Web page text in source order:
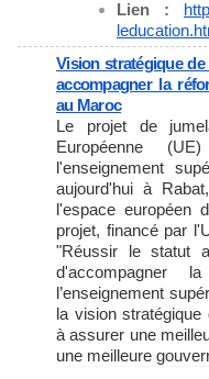
Lien :
Vision stratégique
accompagner la
au Maroc
Le projet de
Européenne
l'enseignement
aujourd'hui à
l'espace européen
projet, financé par
"Réussir le statut
d'accompagner
l’enseignement
la vision stratégique
à assurer une
une meilleure